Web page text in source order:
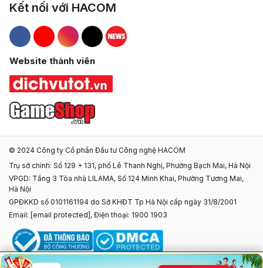
Kết nối với HACOM
Hacom Facebook
Hacom YouTube
Hacom Instagram
Hacom TikTok
Website thành viên
© 2024 Công ty Cổ phần Đầu tư Công nghệ HACOM
Trụ sở chính: Số 129 + 131, phố Lê Thanh Nghị, Phường Bạch Mai, Hà Nội
VPGD: Tầng 3 Tòa nhà LILAMA, Số 124 Minh Khai, Phường Tương Mai,
Hà Nội
GPĐKKD số 0101161194 do Sở KHĐT Tp Hà Nội cấp ngày 31/8/2001
Email: [email protected] , Điện thoại: 1900 1903